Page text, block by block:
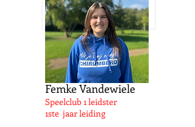
Femke Vandewiele
Speelclub 1 leidster
1ste jaar leiding